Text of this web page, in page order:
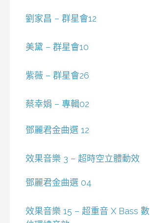
劉家昌 – 群星會12
美黛 – 群星會10
紫薇 – 群星會26
蔡幸娟 – 專輯02
鄧麗君金曲選 12
效果音樂 3 – 超時空立體動效
鄧麗君金曲選 04
效果音樂 15 – 超重音 X Bass 數